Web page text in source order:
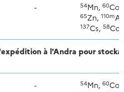
- 54Mn, 60Co,
65Zn, 110m
137Cs, 58Co
à l'Andra pour
- 54Mn, 60Co,